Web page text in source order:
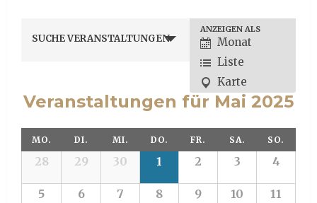
SUCHE VERANSTALTUNGEN
Navigation
ANZEIGEN ALS
Monat
Liste
Karte
Veranstaltungen für Mai 2025
Kalender
Monatsnavigation
MO. DI. MI. DO. FR. SA. SO.
28 29 30 1 2 3 4
5 6 7 8 9 10 11